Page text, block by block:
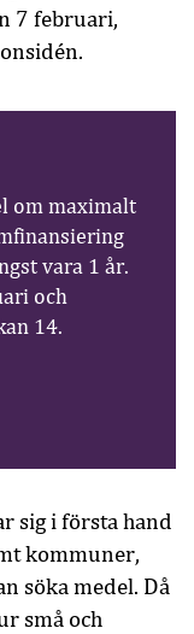
7 februari,
om maximalt
vara 1 år.
och
14.
sig i första hand
kommuner,
söka medel. Då
små och